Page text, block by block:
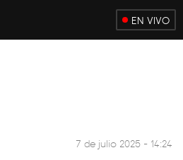
EN VIVO
7 de julio 2025 - 14:24